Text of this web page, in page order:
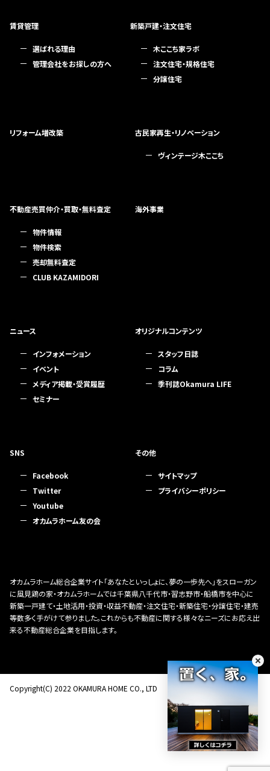
賃貸管理
選ばれる理由
管理会社をお探しの方へ
新築戸建・注文住宅
木ここち家ラボ
注文住宅・規格住宅
分譲住宅
リフォーム増改築 古民家再生・リノベーション
ヴィンテージ木ここち
不動産売買仲介・買取・無料査定
物件情報
物件検索
売却無料査定
CLUB KAZAMIDORI
海外事業
ニュース
インフォメーション
イベント
メディア掲載・受賞履歴
セミナー
オリジナルコンテンツ
スタッフ日誌
コラム
季刊誌Okamura LIFE
SNS
Facebook
Twitter
Youtube
オカムラホーム友の会
その他
サイトマップ
プライバシーポリシー
オカムラホーム総合企業サイト「あなたといっしょに、夢の一歩先へ」をスローガン
に風見鶏の家・オカムラホームでは千葉県八千代市・習志野市・船橋市を中心に
新築一戸建て・土地活用・投資・収益不動産・注文住宅・新築住宅・分譲住宅・建売
等数多く手がけて参りました。これからも不動産に関する様々なニーズにお応え出
来る不動産総合企業を目指します。
Copyright(C) 2022 OKAMURA HOME CO., LTD